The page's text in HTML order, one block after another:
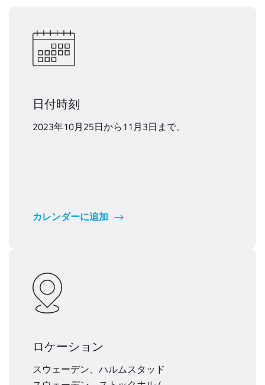
日付時刻
2023年10月25日から11月3日まで。
カレンダーに追加
ロケーション
スウェーデン、ハルムスタッド